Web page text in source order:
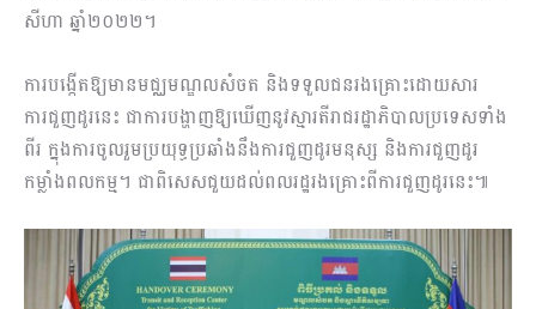
សីហា ឆ្នាំ២០២២។
ការបង្កើតឱ្យមានមជ្ឈមណ្ឌលសំចត និងទទួលជនរងគ្រោះ​ដោយសារ​
ការជួញដូរនេះ ជាការបង្ហាញឱ្យឃើញនូវ​ស្មារតីរាជរដ្ឋាភិបាលប្រទេសទាំង
ពីរ ក្នុងការចូលរួមប្រយុទ្ធប្រឆាំងនឹងការជួញដូរមនុស្ស និងការជួញដូរ
កម្លាំងពលកម្ម។ ជាពិសេសជួយដល់ពលរដ្ឋរងគ្រោះពីការជួញដូរនេះ៕